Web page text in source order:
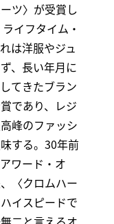
ツ〉が受賞し
イフタイム・
は洋服やジュ
、長い年月に
てきたブラン
であり、レジ
峰のファッシ
する。30年前
ワード・オ
〈クロムハー
イスピードで